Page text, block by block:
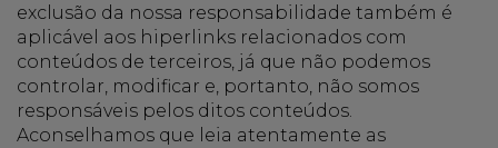
exclusão da nossa responsabilidade também é
aplicável aos hiperlinks relacionados com
conteúdos de terceiros, já que não podemos
controlar, modificar e, portanto, não somos
responsáveis pelos ditos conteúdos.
Aconselhamos que leia atentamente as